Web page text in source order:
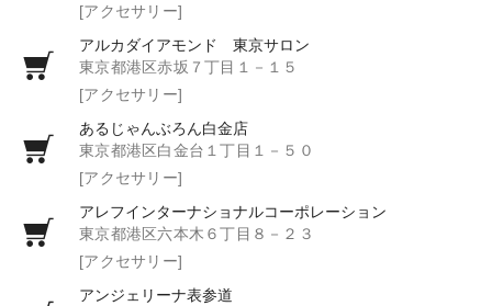
[アクセサリー]
アルカダイアモンド 東京サロン
東京都港区赤坂７丁目１－１５
[アクセサリー]
あるじゃんぶろん白金店
東京都港区白金台１丁目１－５０
[アクセサリー]
アレフインターナショナルコーポレーション
東京都港区六本木６丁目８－２３
[アクセサリー]
アンジェリーナ表参道